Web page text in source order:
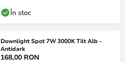
În stoc
Downlight Spot 7W 3000K Tilt Alb -
Antidark
168,00 RON